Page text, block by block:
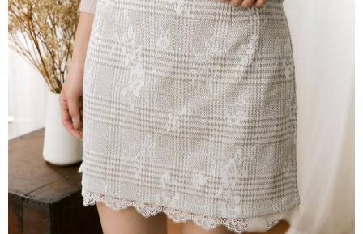
每筆NT$80，滿NT$2,000(含以上)免運費
宅配
每筆NT$80，滿NT$2,000(含以上)免運費
每筆NT$100，滿NT$2,000(含以上)免運費